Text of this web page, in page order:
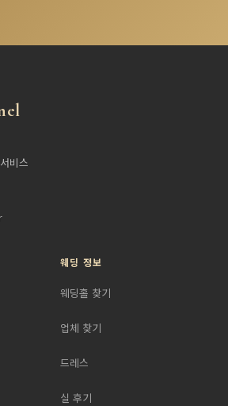
비스
웨딩 정보
웨딩홀 찾기
업체 찾기
드레스
실 후기